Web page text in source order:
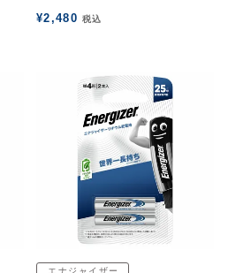
¥2,480 税込
エナジャイザー